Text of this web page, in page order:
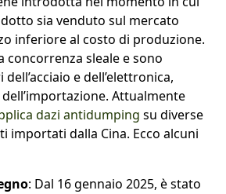
sia venduto sul mercato
inferiore al costo di produzione.
concorrenza sleale e sono
e dell’elettronica,
Attualmente
dazi antidumping su diverse
importati dalla Cina. Ecco alcuni
: Dal 16 gennaio 2025, è stato